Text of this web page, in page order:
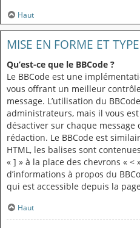
Haut
MISE EN FORME ET
Qu’est-ce que le BBCode ?
Le BBCode est une
vous offrant un meilleur
message. L’utilisation du
administrateurs, mais il vous
désactiver sur chaque
rédaction. Le BBCode est
HTML, les balises sont
« ] » à la place des chevrons « <
d’informations à propos du
qui est accessible depuis la
Haut